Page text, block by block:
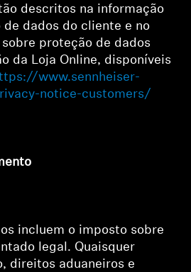
descritos na informação
dados do cliente e no
proteção de dados
da Loja Online, disponíveis
www.sennheiser-
notice-customers/
incluem o imposto sobre
legal. Quaisquer
direitos aduaneiros e